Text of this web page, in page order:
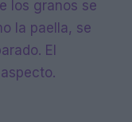
los granos se
la paella, se
El